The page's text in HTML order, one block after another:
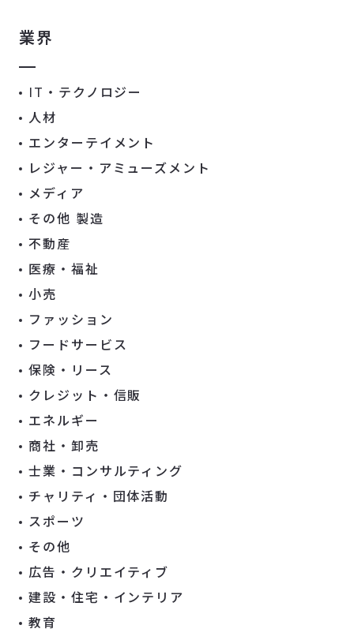
業界
IT・テクノロジー
人材
エンターテイメント
レジャー・アミューズメント
メディア
その他 製造
不動産
医療・福祉
小売
ファッション
フードサービス
保険・リース
クレジット・信販
エネルギー
商社・卸売
士業・コンサルティング
チャリティ・団体活動
スポーツ
その他
広告・クリエイティブ
建設・住宅・インテリア
教育